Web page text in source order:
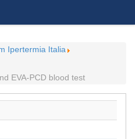
Ipertermia Italia
EVA-PCD blood test